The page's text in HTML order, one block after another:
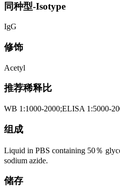
同种型-Isotype
IgG
修饰
Acetyl
推荐稀释比
WB 1:1000-2000;ELISA 1:5000-
组成
Liquid in PBS containing 50％
sodium azide.
储存